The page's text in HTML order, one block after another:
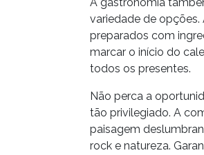
variedade de opções.
preparados com
marcar o início do
todos os presentes.
Não perca a
tão privilegiado. A
paisagem
rock e natureza.